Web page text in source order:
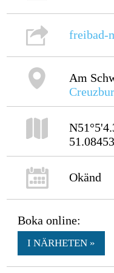
freibad-
Am
Okänd
Boka online:
I NÄRHETEN »